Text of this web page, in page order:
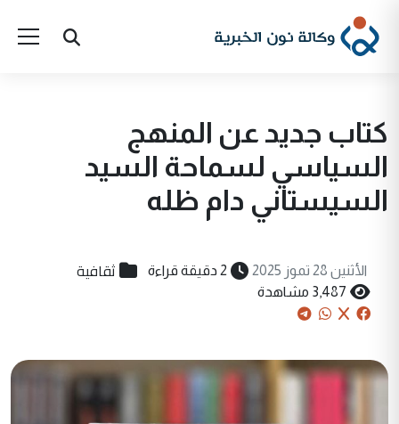
كتاب جديد عن المنهج
السياسي لسماحة السيد
السيستاني دام ظله
الأثنين 28 تموز 2025 2 دقيقة قراءة ثقافية
3,487 مشاهدة